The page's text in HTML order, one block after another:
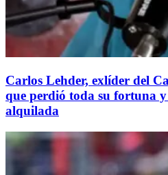
Carlos Lehder, exlíder del
que perdió toda su fortuna y
alquilada